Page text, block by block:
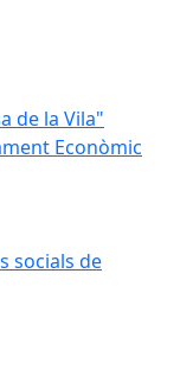
de la Vila"
Econòmic
socials de